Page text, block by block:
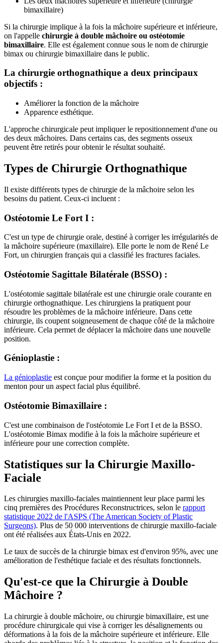
bimaxillaire)
Si la chirurgie implique à la fois la mâchoire supérieure et inférieure,
on l'appelle chirurgie à double mâchoire ou ostéotomie
bimaxillaire. Elle est également connue sous le nom de chirurgie
bimax ou chirurgie bimaxillaire dans le public.
La chirurgie orthognathique a deux principaux
objectifs :
Améliorer la fonction de la mâchoire
Apparence esthétique.
L'approche chirurgicale peut impliquer le repositionnement d'une ou
des deux mâchoires. Dans certains cas, des segments osseux
peuvent être retirés pour obtenir le résultat souhaité.
Types de Chirurgie Orthognathique
Il existe différents types de chirurgie de la mâchoire selon les
besoins du patient. Ceux-ci incluent :
Ostéotomie Le Fort I :
C'est un type de chirurgie orale, destiné à corriger les irrégularités de
la mâchoire supérieure (maxillaire). Elle porte le nom de René Le
Fort, un chirurgien français qui a classifié les fractures faciales.
Ostéotomie Sagittale Bilatérale (BSSO) :
L'ostéotomie sagittale bilatérale est une chirurgie orale courante en
chirurgie orthognathique. Les chirurgiens la pratiquent pour
résoudre les problèmes de la mâchoire inférieure. Dans cette
chirurgie, ils coupent soigneusement de chaque côté de la mâchoire
inférieure. Cela permet de déplacer la mâchoire dans une nouvelle
position.
Génioplastie :
La génioplastie est conçue pour modifier la forme et la position du
menton pour un aspect facial plus équilibré.
Ostéotomie Bimaxillaire :
C'est une combinaison de l'ostéotomie Le Fort I et de la BSSO.
L'ostéotomie Bimax modifie à la fois la mâchoire supérieure et
inférieure pour une correction complète.
Statistiques sur la Chirurgie Maxillo-
Faciale
Les chirurgies maxillo-faciales maintiennent leur place parmi les
cinq premières des Procédures Reconstructrices, selon le rapport
statistique 2022 de l'ASPS (The American Society of Plastic
Surgeons). Plus de 50 000 interventions de chirurgie maxillo-faciale
ont été réalisées aux États-Unis en 2022.
Le taux de succès de la chirurgie bimax est d'environ 95%, avec une
amélioration de l'esthétique faciale et des résultats fonctionnels.
Qu'est-ce que la Chirurgie à Double
Mâchoire ?
La chirurgie à double mâchoire, ou chirurgie bimaxillaire, est une
procédure chirurgicale qui vise à corriger les désalignements ou
déformations à la fois de la mâchoire supérieure et inférieure. Elle